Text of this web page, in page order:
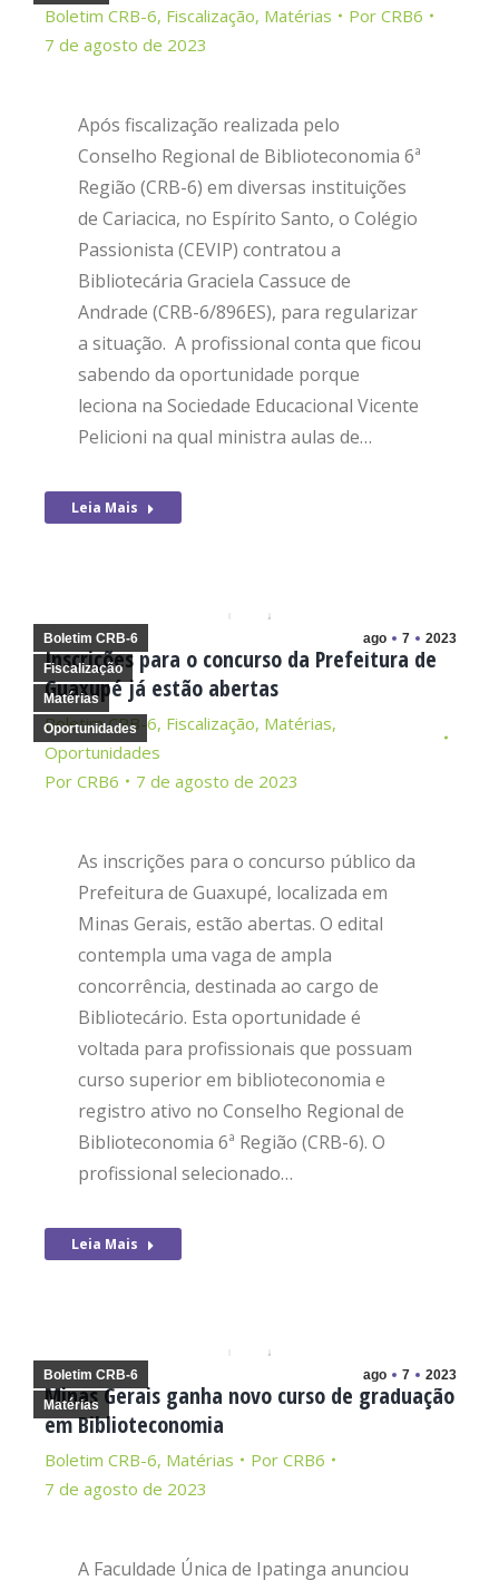
Boletim CRB-6, Fiscalização, Matérias Por CRB6
7 de agosto de 2023
Após fiscalização realizada pelo
Conselho Regional de Biblioteconomia 6ª
Região (CRB-6) em diversas instituições
de Cariacica, no Espírito Santo, o Colégio
Passionista (CEVIP) contratou a
Bibliotecária Graciela Cassuce de
Andrade (CRB-6/896ES), para regularizar
a situação. A profissional conta que ficou
sabendo da oportunidade porque
leciona na Sociedade Educacional Vicente
Pelicioni na qual ministra aulas de…
Leia Mais
ago 7 2023
Boletim CRB-6
Fiscalização
Matérias
Oportunidades
Inscrições para o concurso da Prefeitura de
Guaxupé já estão abertas
Boletim CRB-6, Fiscalização, Matérias,
Oportunidades
Por CRB6 7 de agosto de 2023
As inscrições para o concurso público da
Prefeitura de Guaxupé, localizada em
Minas Gerais, estão abertas. O edital
contempla uma vaga de ampla
concorrência, destinada ao cargo de
Bibliotecário. Esta oportunidade é
voltada para profissionais que possuam
curso superior em biblioteconomia e
registro ativo no Conselho Regional de
Biblioteconomia 6ª Região (CRB-6). O
profissional selecionado…
Leia Mais
ago 7 2023
Boletim CRB-6
Matérias
Minas Gerais ganha novo curso de graduação
em Biblioteconomia
Boletim CRB-6, Matérias Por CRB6
7 de agosto de 2023
A Faculdade Única de Ipatinga anunciou